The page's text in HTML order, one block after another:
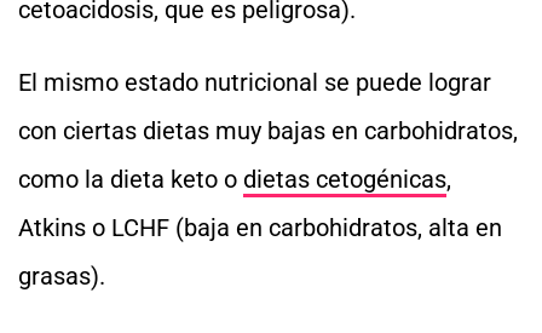
cetoacidosis, que es peligrosa).
El mismo estado nutricional se puede lograr
con ciertas dietas muy bajas en carbohidratos,
como la dieta keto o dietas cetogénicas,
Atkins o LCHF (baja en carbohidratos, alta en
grasas).